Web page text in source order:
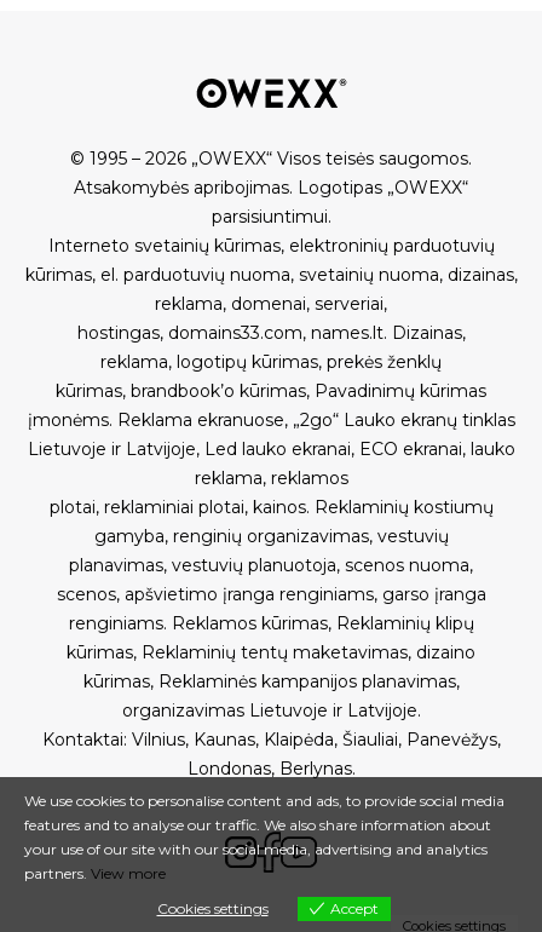
© 1995 – 2026 „OWEXX“ Visos teisės saugomos.
Atsakomybės apribojimas. Logotipas „OWEXX“
parsisiuntimui.
Interneto svetainių kūrimas, elektroninių parduotuvių
kūrimas, el. parduotuvių nuoma, svetainių nuoma, dizainas,
reklama, domenai, serveriai,
hostingas, domains33.com, names.lt. Dizainas,
reklama, logotipų kūrimas, prekės ženklų
kūrimas, brandbook’o kūrimas, Pavadinimų kūrimas
įmonėms. Reklama ekranuose, „2go“ Lauko ekranų tinklas
Lietuvoje ir Latvijoje, Led lauko ekranai, ECO ekranai, lauko
reklama, reklamos
plotai, reklaminiai plotai, kainos. Reklaminių kostiumų
gamyba, renginių organizavimas, vestuvių
planavimas, vestuvių planuotoja, scenos nuoma,
scenos, apšvietimo įranga renginiams, garso įranga
renginiams. Reklamos kūrimas, Reklaminių klipų
kūrimas, Reklaminių tentų maketavimas, dizaino
kūrimas, Reklaminės kampanijos planavimas,
organizavimas Lietuvoje ir Latvijoje.
Kontaktai: Vilnius, Kaunas, Klaipėda, Šiauliai, Panevėžys,
Londonas, Berlynas.
We use cookies to personalise content and ads, to provide social media
features and to analyse our traffic. We also share information about
your use of our site with our social media, advertising and analytics
partners. View more
Cookies settings
Accept
Cookies settings